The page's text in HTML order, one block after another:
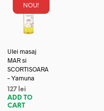
NOU!
Ulei masaj
MAR si
SCORTISOARA
– Yamuna
127 lei
ADD TO
CART